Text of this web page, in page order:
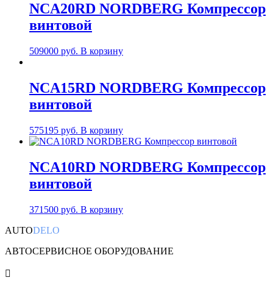
NCA20RD NORDBERG Компрессор
винтовой
509000 руб. В корзину
NCA15RD NORDBERG Компрессор
винтовой
575195 руб. В корзину
NCA10RD NORDBERG Компрессор
винтовой
371500 руб. В корзину
AUTODELO
АВТОСЕРВИСНОЕ ОБОРУДОВАНИЕ
